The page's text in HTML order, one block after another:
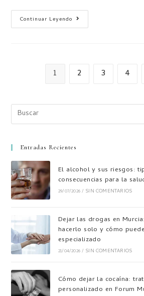
Continuar Leyendo
1 2 3 4
Entradas Recientes
El alcohol y sus riesgos:
consecuencias para la
29/07/2026/ SIN COMENTARIOS
Dejar las drogas en
hacerlo solo y cómo
especializado
21/04/2026/ SIN COMENTARIOS
Cómo dejar la cocaína:
personalizado en Forum